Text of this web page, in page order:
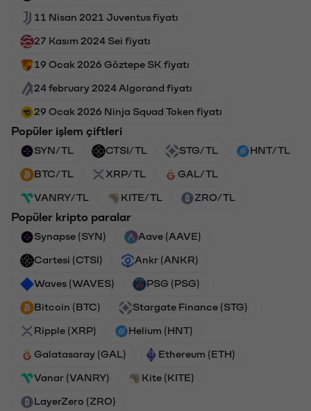
11 Nisan 2021 Juventus fiyatı
27 Kasım 2024 Sei fiyatı
19 Ocak 2026 Göztepe SK fiyatı
24 february 2024 Algorand fiyatı
29 Ocak 2026 Ninja Squad Token fiyatı
Popüler işlem çiftleri
SYN/TL CTSI/TL STG/TL HNT/TL
BTC/TL XRP/TL GAL/TL
VANRY/TL KITE/TL ZRO/TL
Popüler kripto paralar
Synapse (SYN) Aave (AAVE)
Cartesi (CTSI) Ankr (ANKR)
Waves (WAVES) PSG (PSG)
Bitcoin (BTC) Stargate Finance (STG)
Ripple (XRP) Helium (HNT)
Galatasaray (GAL) Ethereum (ETH)
Vanar (VANRY) Kite (KITE)
LayerZero (ZRO)